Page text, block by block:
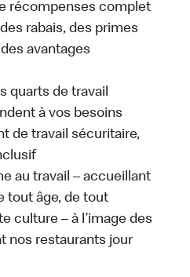
récompenses complet
rabais, des primes
avantages
quarts de travail
à vos besoins
de travail sécuritaire,
au travail – accueillant
tout âge, de tout
culture – à l’image des
nos restaurants jour